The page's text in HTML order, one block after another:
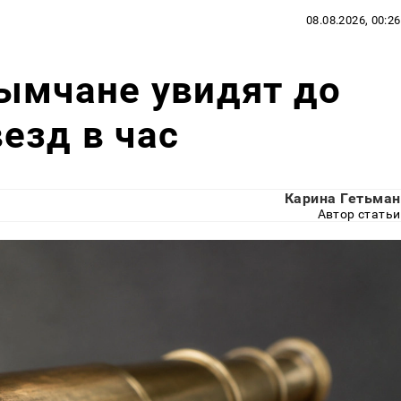
08.08.2026, 00:26
увидят до
в час
Карина Гетьман
Автор статьи